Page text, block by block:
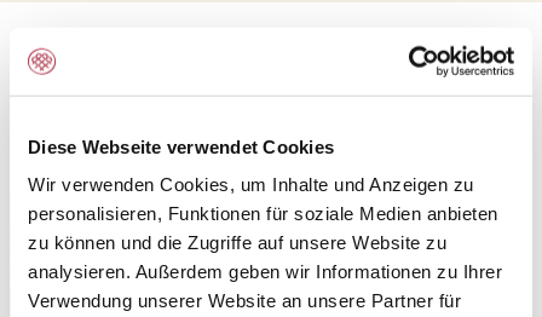
Diese Webseite verwendet Cookies
Wir verwenden Cookies, um Inhalte und Anzeigen zu
personalisieren, Funktionen für soziale Medien anbieten
zu können und die Zugriffe auf unsere Website zu
analysieren. Außerdem geben wir Informationen zu Ihrer
Verwendung unserer Website an unsere Partner für